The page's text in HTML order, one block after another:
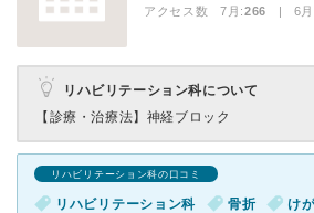
アクセス数 7月:266 | 6月
リハビリテーション科について
【診療・治療法】 神経ブロック
リハビリテーション科の口コミ
リハビリテーション科 骨折 け